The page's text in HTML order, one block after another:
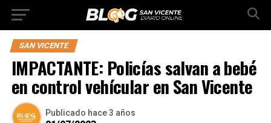
SAN VICENTE
IMPACTANTE: Policías salvan a bebé
en control vehícular en San Vicente
Publicado hace 3 años